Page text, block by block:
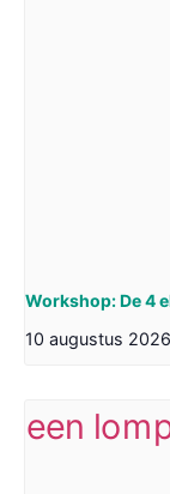
Workshop: De 4
10 augustus